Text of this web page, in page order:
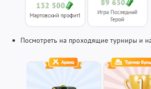
Посмотреть на проходящие турниры и